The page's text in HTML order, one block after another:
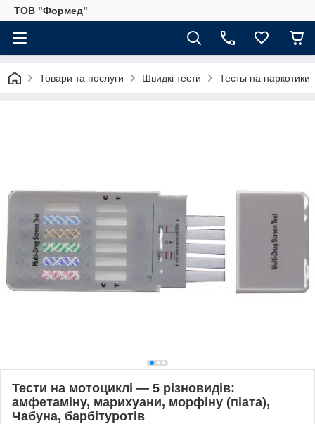
ТОВ "Формед"
Товари та послуги Швидкі тести Тесты на наркотики
Тести на мотоциклі — 5 різновидів:
амфетаміну, марихуани, морфіну (піата),
Чабуна, барбітуротів